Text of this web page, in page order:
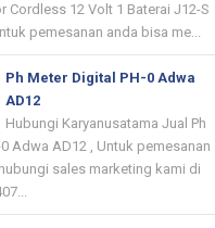
Cordless 12 Volt 1 Baterai J12-S
pemesanan anda bisa me...
Ph Meter Digital PH-0 Adwa
AD12
Hubungi Karyanusatama Jual Ph
Adwa AD12 , Untuk pemesanan
sales marketing kami di